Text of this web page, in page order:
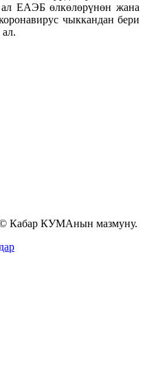
ал ЕАЭБ өлкөлөрүнөн жана
чыккандан бери
© Кабар КУМАнын мазмуну.